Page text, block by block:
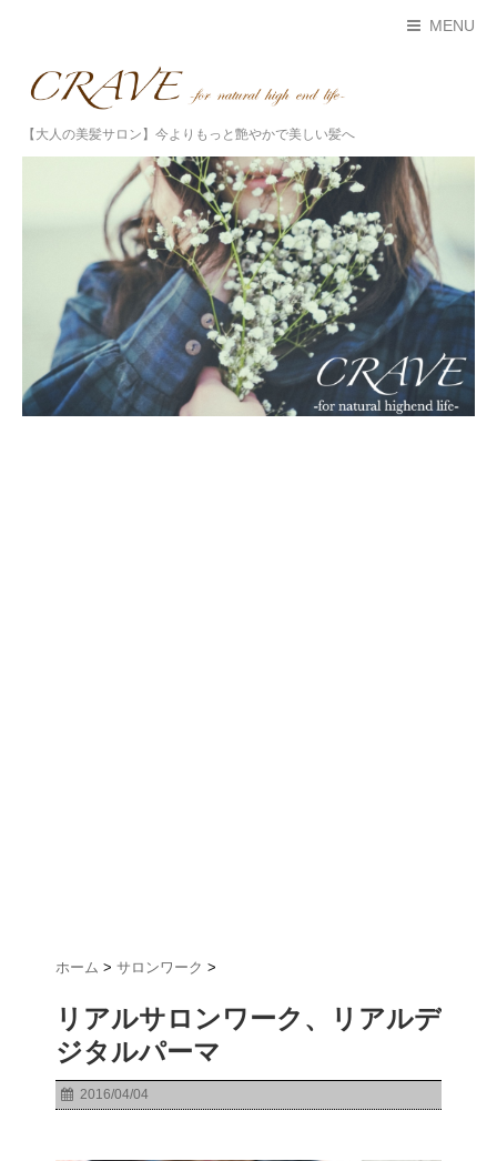
MENU
【大人の美髪サロン】今よりもっと艶やかで美しい髪へ
ホーム > サロンワーク >
リアルサロンワーク、リアルデ
ジタルパーマ
2016/04/04